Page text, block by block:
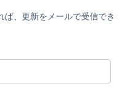
ば、更新をメールで受信でき